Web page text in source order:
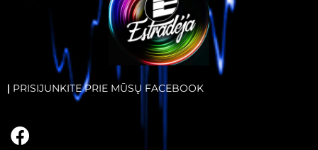
| PRISIJUNKITE PRIE MŪSŲ FACEBOOK